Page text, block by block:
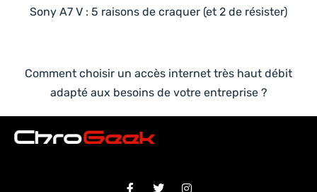
Sony A7 V : 5 raisons de craquer (et 2 de résister)
Comment choisir un accès internet très haut débit
adapté aux besoins de votre entreprise ?